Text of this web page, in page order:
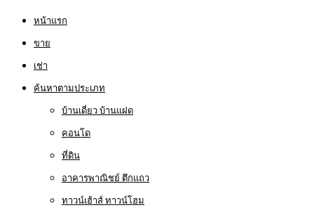
หน้าแรก
ขาย
เช่า
ค้นหาตามประเภท
บ้านเดี่ยว บ้านแฝด
คอนโด
ที่ดิน
อาคารพาณิชย์ ตึกแถว
ทาวน์เฮ้าส์ ทาวน์โฮม